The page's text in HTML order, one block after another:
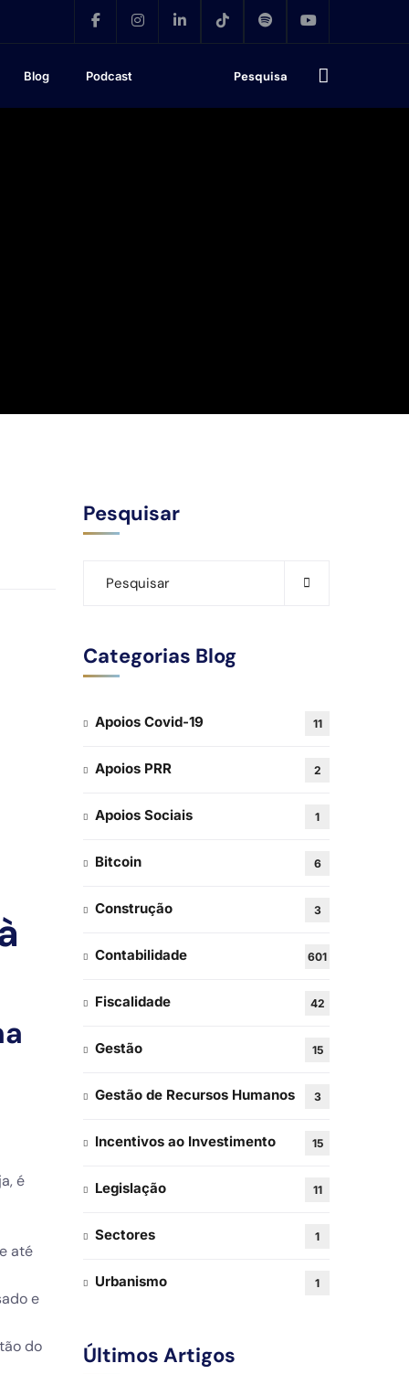
Blog Podcast
é
até
e
do
Pesquisar
Categorias Blog
Apoios Covid-19 11
Apoios PRR 2
Apoios Sociais 1
Bitcoin 6
Construção 3
Contabilidade 601
Fiscalidade 42
Gestão 15
Gestão de Recursos Humanos 3
Incentivos ao Investimento 15
Legislação 11
Sectores 1
Urbanismo 1
Últimos Artigos